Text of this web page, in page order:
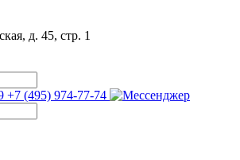
д. 45, стр. 1
+7 (495) 974-77-74